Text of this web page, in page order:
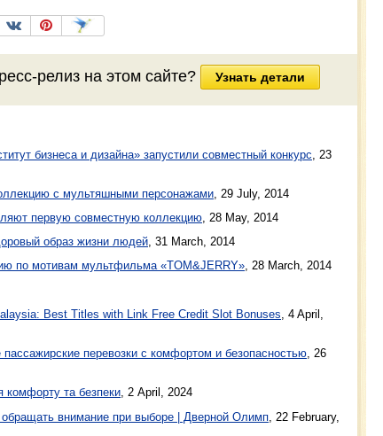
релизна этом сайте? Узнать детали
бизнеса и дизайна» запустили совместный конкурс
23
с мультяшными персонажами 29 July, 2014
первую совместную коллекцию, 28 May, 2014
образ жизни людей, 31 March, 2014
по мотивам мультфильма «TOM&JERRY», 28 March, 2014
Best Titles with Link Free Credit Slot Bonuses , 4 April,
перевозки с комфортом и безопасностью, 26
комфорту та безпеки, 2 April, 2024
внимание при выборе | Дверной Олимп , 22 February,